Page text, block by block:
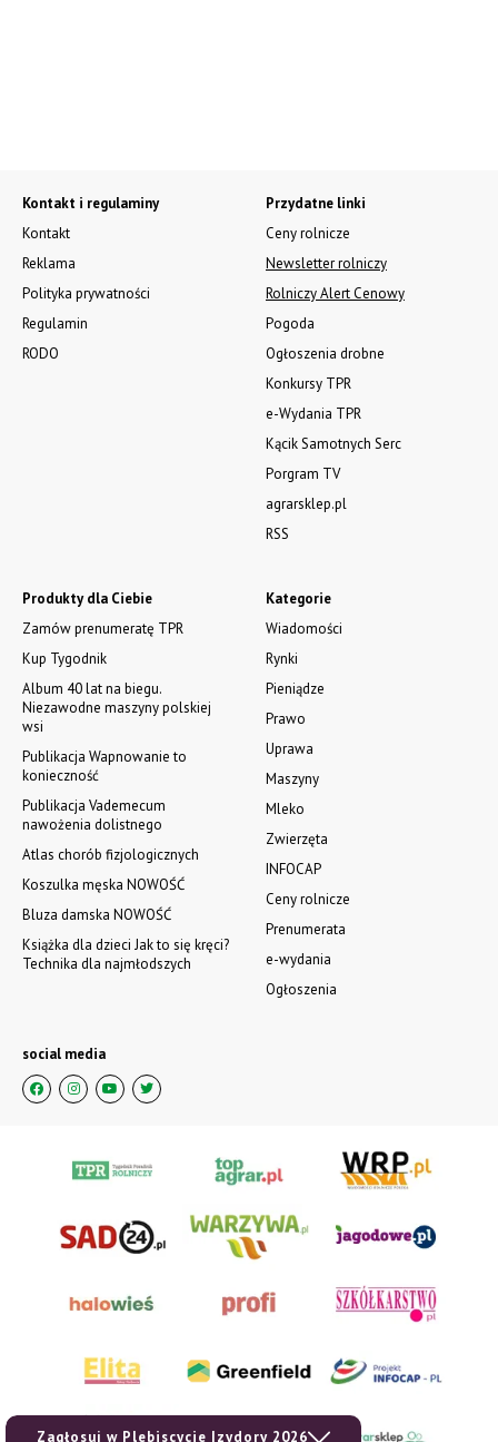
Zagłosuj w Plebiscycie Izydory 2026
Kontakt i regulaminy
Kontakt
Reklama
Polityka prywatności
Regulamin
RODO
Kategorie
Wiadomości
Rynki
Pieniądze
Prawo
Uprawa
Maszyny
Mleko
Zwierzęta
INFOCAP
Ceny rolnicze
Prenumerata
e-wydania
Ogłoszenia
Produkty dla Ciebie
Zamów prenumeratę TPR
Kup Tygodnik
Album 40 lat na biegu.
Niezawodne maszyny polskiej
wsi
Publikacja Wapnowanie to
konieczność
Publikacja Vademecum
nawożenia dolistnego
Atlas chorób fizjologicznych
Koszulka męska NOWOŚĆ
Bluza damska NOWOŚĆ
Książka dla dzieci Jak to się kręci?
Technika dla najmłodszych
Przydatne linki
Ceny rolnicze
Newsletter rolniczy
Rolniczy Alert Cenowy
Pogoda
Ogłoszenia drobne
Konkursy TPR
e-Wydania TPR
Kącik Samotnych Serc
Porgram TV
agrarsklep.pl
RSS
social media